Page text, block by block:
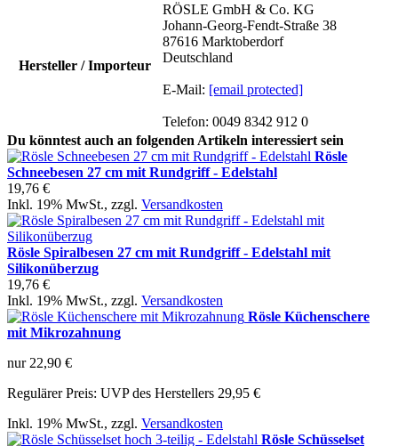
Hersteller / Importeur
RÖSLE GmbH & Co. KG
Johann-Georg-Fendt-Straße 38
87616 Marktoberdorf
Deutschland
E-Mail: [email protected]
Telefon: 0049 8342 912 0
Du könntest auch an folgenden Artikeln interessiert sein
Rösle
Schneebesen 27 cm mit Rundgriff - Edelstahl
19,76 €
Inkl. 19% MwSt., zzgl. Versandkosten
Rösle Spiralbesen 27 cm mit Rundgriff - Edelstahl mit
Silikonüberzug
19,76 €
Inkl. 19% MwSt., zzgl. Versandkosten
Rösle Küchenschere
mit Mikrozahnung
nur 22,90 €
Regulärer Preis: UVP des Herstellers 29,95 €
Inkl. 19% MwSt., zzgl. Versandkosten
Rösle Schüsselset